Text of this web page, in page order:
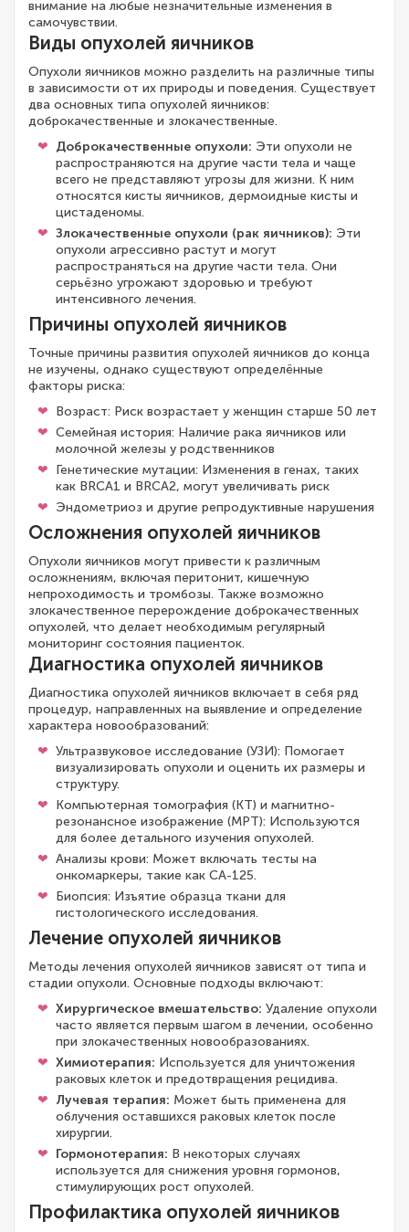
внимание на любые незначительные изменения в
самочувствии.
Виды опухолей яичников
Опухоли яичников можно разделить на различные типы
в зависимости от их природы и поведения. Существует
два основных типа опухолей яичников:
доброкачественные и злокачественные.
Доброкачественные опухоли: Эти опухоли не
распространяются на другие части тела и чаще
всего не представляют угрозы для жизни. К ним
относятся кисты яичников, дермоидные кисты и
цистаденомы.
Злокачественные опухоли (рак яичников): Эти
опухоли агрессивно растут и могут
распространяться на другие части тела. Они
серьёзно угрожают здоровью и требуют
интенсивного лечения.
Причины опухолей яичников
Точные причины развития опухолей яичников до конца
не изучены, однако существуют определённые
факторы риска:
Возраст: Риск возрастает у женщин старше 50 лет
Семейная история: Наличие рака яичников или
молочной железы у родственников
Генетические мутации: Изменения в генах, таких
как BRCA1 и BRCA2, могут увеличивать риск
Эндометриоз и другие репродуктивные нарушения
Осложнения опухолей яичников
Опухоли яичников могут привести к различным
осложнениям, включая перитонит, кишечную
непроходимость и тромбозы. Также возможно
злокачественное перерождение доброкачественных
опухолей, что делает необходимым регулярный
мониторинг состояния пациенток.
Диагностика опухолей яичников
Диагностика опухолей яичников включает в себя ряд
процедур, направленных на выявление и определение
характера новообразований:
Ультразвуковое исследование (УЗИ): Помогает
визуализировать опухоли и оценить их размеры и
структуру.
Компьютерная томография (КТ) и магнитно-
резонансное изображение (МРТ): Используются
для более детального изучения опухолей.
Анализы крови: Может включать тесты на
онкомаркеры, такие как CA-125.
Биопсия: Изъятие образца ткани для
гистологического исследования.
Лечение опухолей яичников
Методы лечения опухолей яичников зависят от типа и
стадии опухоли. Основные подходы включают:
Хирургическое вмешательство: Удаление опухоли
часто является первым шагом в лечении, особенно
при злокачественных новообразованиях.
Химиотерапия: Используется для уничтожения
раковых клеток и предотвращения рецидива.
Лучевая терапия: Может быть применена для
облучения оставшихся раковых клеток после
хирургии.
Гормонотерапия: В некоторых случаях
используется для снижения уровня гормонов,
стимулирующих рост опухолей.
Профилактика опухолей яичников